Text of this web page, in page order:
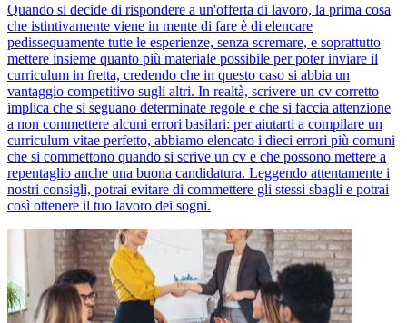
Quando si decide di rispondere a un'offerta di lavoro, la prima cosa
che istintivamente viene in mente di fare è di elencare
pedissequamente tutte le esperienze, senza scremare, e soprattutto
mettere insieme quanto più materiale possibile per poter inviare il
curriculum in fretta, credendo che in questo caso si abbia un
vantaggio competitivo sugli altri. In realtà, scrivere un cv corretto
implica che si seguano determinate regole e che si faccia attenzione
a non commettere alcuni errori basilari: per aiutarti a compilare un
curriculum vitae perfetto, abbiamo elencato i dieci errori più comuni
che si commettono quando si scrive un cv e che possono mettere a
repentaglio anche una buona candidatura. Leggendo attentamente i
nostri consigli, potrai evitare di commettere gli stessi sbagli e potrai
così ottenere il tuo lavoro dei sogni.